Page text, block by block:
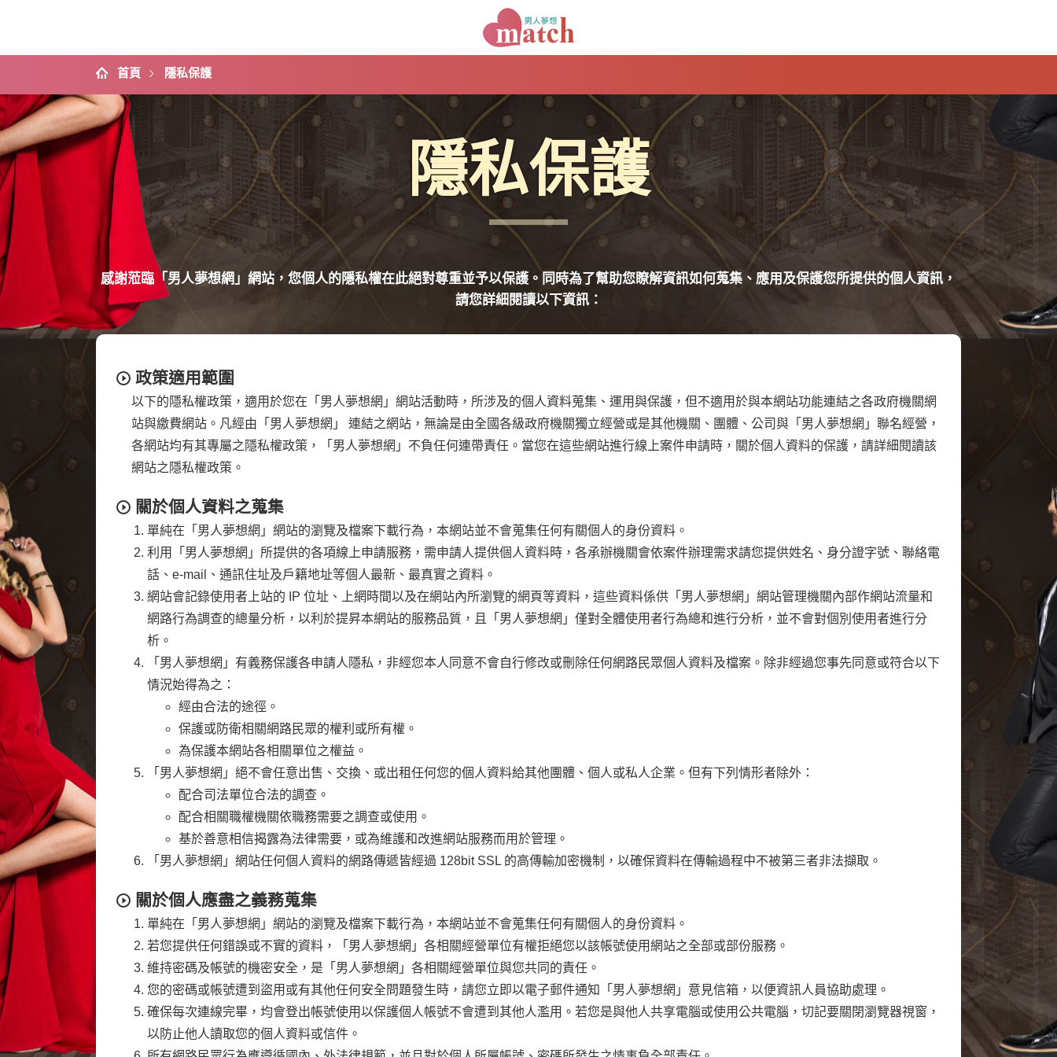
首頁 隱私保護
隱私保護
感謝蒞臨「男人夢想網」網站，您個人的隱私權在此絕對尊重並予以保護。同時為了幫助您瞭解資訊如何蒐集、應用及保護您所提供的個人資訊，
請您詳細閱讀以下資訊：
政策適用範圍
以下的隱私權政策，適用於您在「男人夢想網」網站活動時，所涉及的個人資料蒐集、運用與保護，但不適用於與本網站功能連結之各政府機關網
站與繳費網站。凡經由「男人夢想網」 連結之網站，無論是由全國各級政府機關獨立經營或是其他機關、團體、公司與「男人夢想網」聯名經營，
各網站均有其專屬之隱私權政策，「男人夢想網」不負任何連帶責任。當您在這些網站進行線上案件申請時，關於個人資料的保護，請詳細閱讀該
網站之隱私權政策。
關於個人資料之蒐集
單純在「男人夢想網」網站的瀏覽及檔案下載行為，本網站並不會蒐集任何有關個人的身份資料。
利用「男人夢想網」所提供的各項線上申請服務，需申請人提供個人資料時，各承辦機關會依案件辦理需求請您提供姓名、身分證字號、聯絡電
話、e-mail、通訊住址及戶籍地址等個人最新、最真實之資料。
網站會記錄使用者上站的 IP 位址、上網時間以及在網站內所瀏覽的網頁等資料，這些資料係供「男人夢想網」網站管理機關內部作網站流量和
網路行為調查的總量分析，以利於提昇本網站的服務品質，且「男人夢想網」僅對全體使用者行為總和進行分析，並不會對個別使用者進行分
析。
「男人夢想網」有義務保護各申請人隱私，非經您本人同意不會自行修改或刪除任何網路民眾個人資料及檔案。除非經過您事先同意或符合以下
情況始得為之：
經由合法的途徑。
保護或防衛相關網路民眾的權利或所有權。
為保護本網站各相關單位之權益。
「男人夢想網」絕不會任意出售、交換、或出租任何您的個人資料給其他團體、個人或私人企業。但有下列情形者除外：
配合司法單位合法的調查。
配合相關職權機關依職務需要之調查或使用。
基於善意相信揭露為法律需要，或為維護和改進網站服務而用於管理。
「男人夢想網」網站任何個人資料的網路傳遞皆經過 128bit SSL 的高傳輸加密機制，以確保資料在傳輸過程中不被第三者非法擷取。
關於個人應盡之義務蒐集
單純在「男人夢想網」網站的瀏覽及檔案下載行為，本網站並不會蒐集任何有關個人的身份資料。
若您提供任何錯誤或不實的資料，「男人夢想網」各相關經營單位有權拒絕您以該帳號使用網站之全部或部份服務。
維持密碼及帳號的機密安全，是「男人夢想網」各相關經營單位與您共同的責任。
您的密碼或帳號遭到盜用或有其他任何安全問題發生時，請您立即以電子郵件通知「男人夢想網」意見信箱，以便資訊人員協助處理。
確保每次連線完畢，均會登出帳號使用以保護個人帳號不會遭到其他人濫用。若您是與他人共享電腦或使用公共電腦，切記要關閉瀏覽器視窗，
以防止他人讀取您的個人資料或信件。